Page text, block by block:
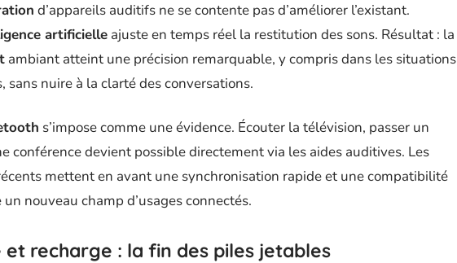
d’appareils auditifs ne se contente pas d’améliorer l’existant.
artificielle ajuste en temps réel la restitution des sons. Résultat : la
ambiant atteint une précision remarquable, y compris dans les situations
sans nuire à la clarté des conversations.
s’impose comme une évidence. Écouter la télévision, passer un
conférence devient possible directement via les aides auditives. Les
mettent en avant une synchronisation rapide et une compatibilité
nouveau champ d’usages connectés.
et recharge : la fin des piles jetables